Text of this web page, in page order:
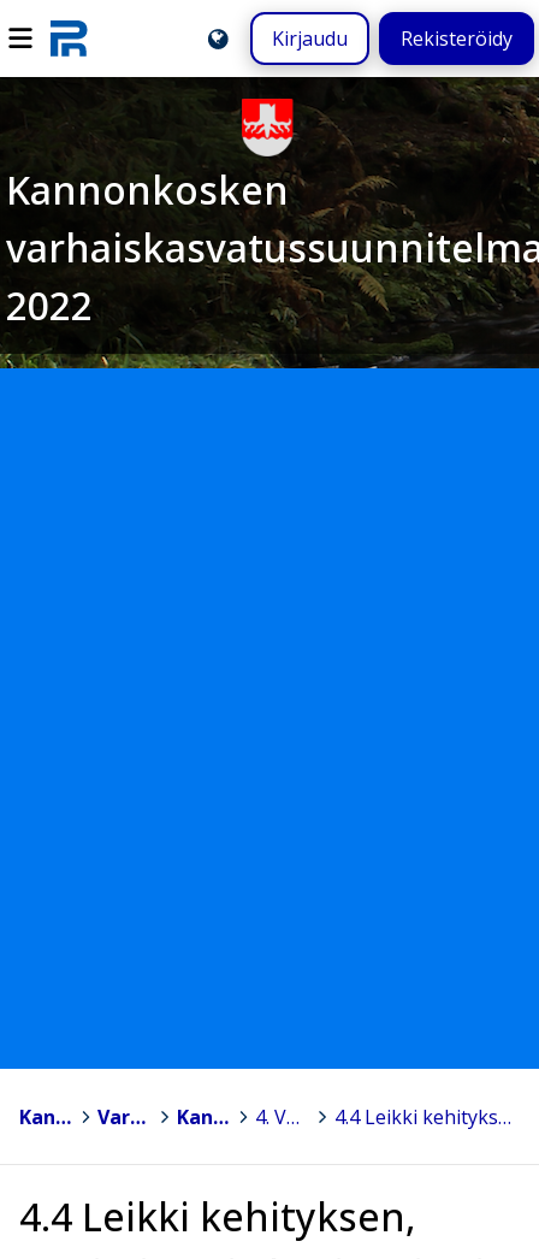
Kirjaudu Rekisteröidy
Kannonkosken
2022
Kannonkoski > Varhaiskasvatus > Kannonkosken varhaiskasvatussuunnitelma 2022 > 4. Varhaiskasvatuksen pedagogisen toiminnan suunnittelu ja toteuttaminen > 4.4 Leikki kehityksen, oppimisen ja hyvinvoinnin lähteenä
4.4 Leikki kehityksen,